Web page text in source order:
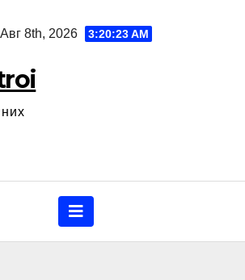
8th, 2026 3:20:25 AM